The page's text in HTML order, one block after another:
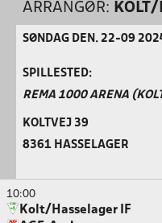
ARRANGØR:
SØNDAG DEN. 22-09
SPILLESTED:
REMA 1000 ARENA
KOLTVEJ 39
8361 HASSELAGER
10:00
Kolt/Hasselager IF